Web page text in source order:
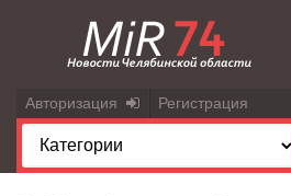
Авторизация Регистрация